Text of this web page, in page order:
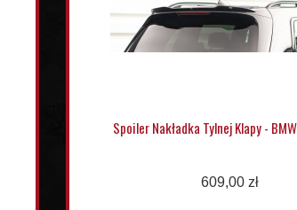
Spoiler Nakładka Tylnej Klapy -
609,00 zł